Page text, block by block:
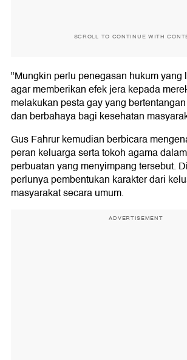
SCROLL TO CONTINUE WITH
"Mungkin perlu penegasan hukum yang
agar memberikan efek jera kepada
melakukan pesta gay yang
dan berbahaya bagi kesehatan
Gus Fahrur kemudian berbicara
peran keluarga serta tokoh agama
perbuatan yang menyimpang tersebut.
perlunya pembentukan karakter dari
masyarakat secara umum.
ADVERTISEMENT